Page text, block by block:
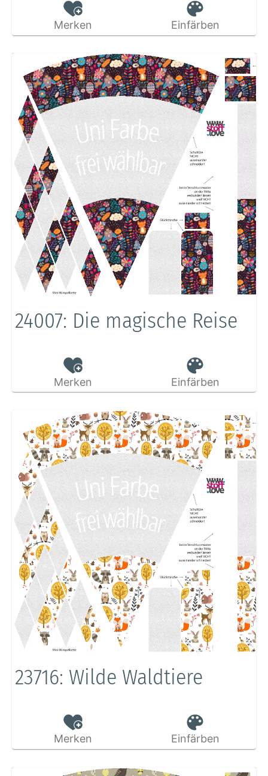
Merken Einfärben
24007: Die magische Reise
Merken Einfärben
23716: Wilde Waldtiere
Merken Einfärben